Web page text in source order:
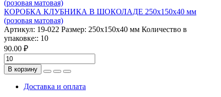
КОРОБКА КЛУБНИКА В ШОКОЛАДЕ 250х150х40 мм
(розовая матовая)
Артикул: 19-022 Размер: 250х150х40 мм Количество в
упаковке:: 10
90.00 ₽
В корзину
Доставка и оплата